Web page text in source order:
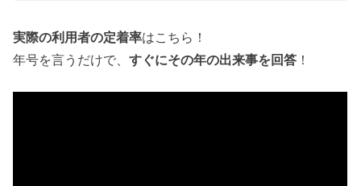
実際の利用者の定着率はこちら！
年号を言うだけで、すぐにその年の出来事を回答 ！